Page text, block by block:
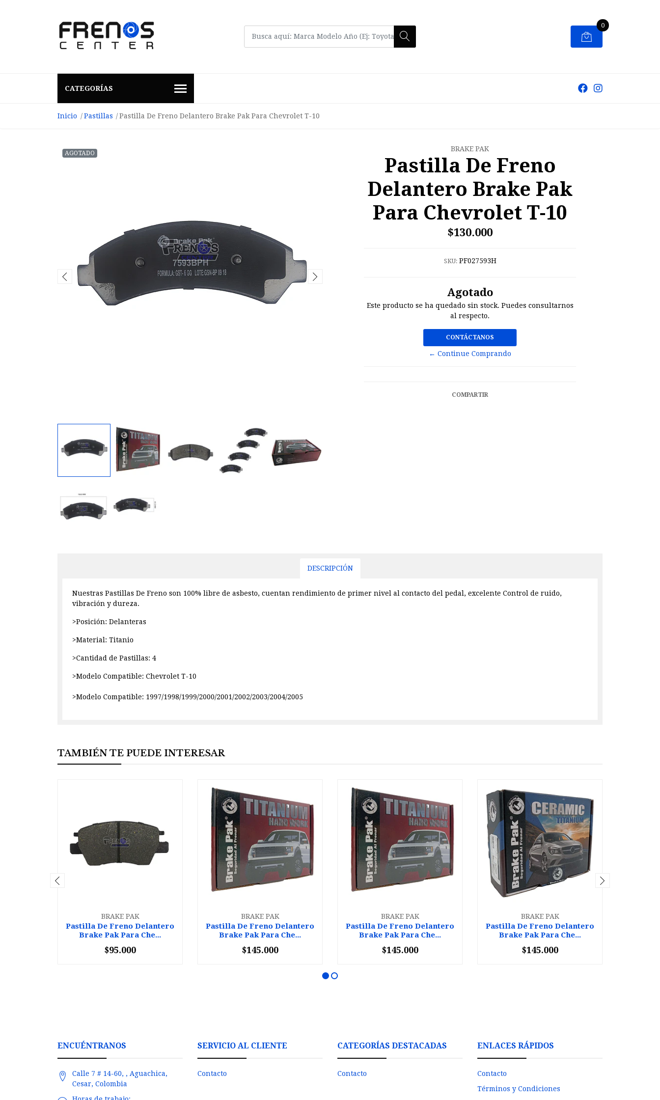
0
CATEGORÍAS
Inicio Pastillas Pastilla De Freno Delantero Brake Pak Para Chevrolet T-10
AGOTADO
BRAKE PAK
Pastilla De Freno
Delantero Brake Pak
Para Chevrolet T-10
$130.000
SKU: PF027593H
Agotado
Este producto se ha quedado sin stock. Puedes consultarnos
al respecto.
CONTÁCTANOS
← Continue Comprando
COMPARTIR
DESCRIPCIÓN
Nuestras Pastillas De Freno son 100% libre de asbesto, cuentan rendimiento de primer nivel al contacto del pedal, excelente Control de ruido,
vibración y dureza.
>Posición: Delanteras
>Material: Titanio
>Cantidad de Pastillas: 4
>Modelo Compatible: Chevrolet T-10
>Modelo Compatible: 1997/1998/1999/2000/2001/2002/2003/2004/2005
TAMBIÉN TE PUEDE INTERESAR
BRAKE PAK
Pastilla De Freno Delantero
Brake Pak Para Che...
+
$95.000
BRAKE PAK
Pastilla De Freno Delantero
Brake Pak Para Che...
+
$145.000
BRAKE PAK
Pastilla De Freno Delantero
Brake Pak Para Che...
+
$145.000
BRAKE PAK
Pastilla De Freno Delantero
Brake Pak Para Che...
+
$145.000
ENCUÉNTRANOS
Calle 7 # 14-60, , Aguachica,
Cesar, Colombia
SERVICIO AL CLIENTE
Contacto
CATEGORÍAS DESTACADAS
Contacto
ENLACES RÁPIDOS
Contacto
Términos y Condiciones